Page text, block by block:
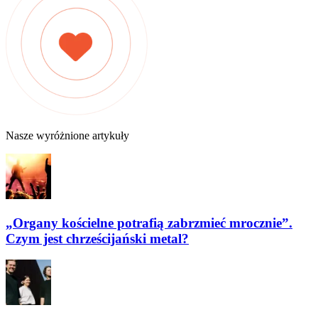
Nasze wyróżnione artykuły
„Organy kościelne potrafią zabrzmieć mrocznie”.
Czym jest chrześcijański metal?